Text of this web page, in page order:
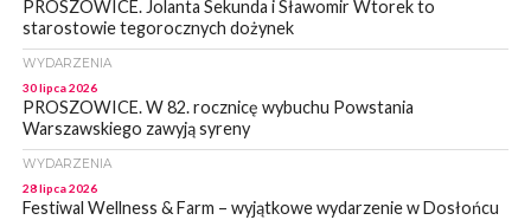
PROSZOWICE. Jolanta Sekunda i Sławomir Wtorek to
starostowie tegorocznych dożynek
WYDARZENIA
30 lipca 2026
PROSZOWICE. W 82. rocznicę wybuchu Powstania
Warszawskiego zawyją syreny
WYDARZENIA
28 lipca 2026
Festiwal Wellness & Farm – wyjątkowe wydarzenie w Dosłońcu